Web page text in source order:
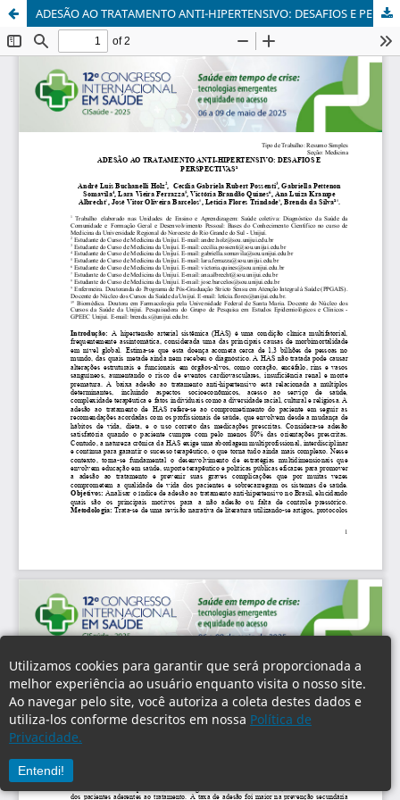
Utilizamos cookies para garantir que será proporcionada a
melhor experiência ao usuário enquanto visita o nosso site.
Ao navegar pelo site, você autoriza a coleta destes dados e
utiliza-los conforme descritos em nossa Política de
Privacidade.
Entendi!
ADESÃO AO TRATAMENTO ANTI-HIPERTENSIVO: DESAFIOS E PERSPECTIVAS